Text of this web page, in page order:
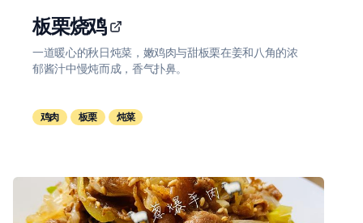
板栗烧鸡
一道暖心的秋日炖菜，嫩鸡肉与甜板栗在姜和八角的浓
郁酱汁中慢炖而成，香气扑鼻。
鸡肉 板栗 炖菜